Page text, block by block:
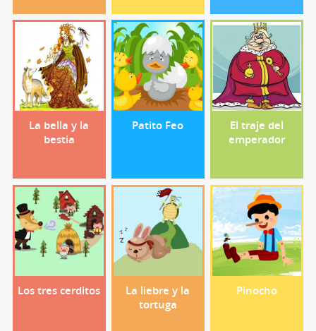
La bella y la
bestia
Patito Feo
El traje del
emperador
Los tres cerditos
La liebre y la
tortuga
Pinocho